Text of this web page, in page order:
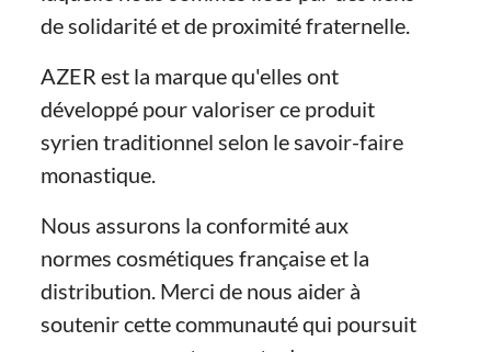
de solidarité et de proximité fraternelle.
AZER est la marque qu'elles ont
développé pour valoriser ce produit
syrien traditionnel selon le savoir-faire
monastique.
Nous assurons la conformité aux
normes cosmétiques française et la
distribution. Merci de nous aider à
soutenir cette communauté qui poursuit